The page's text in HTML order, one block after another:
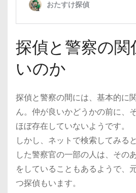
探偵と警察の関
いのか
探偵と警察の間には、基本的に
ん。仲が良いかどうかの前に、
ほぼ存在していないようです。
しかし、ネットで検索してみる
した警察官の一部の人は、その
をしていることもあるようで、
つ探偵もいます。